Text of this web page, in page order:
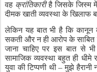
वह क्रांतिकारी है जिसके जिस्म में
दीमक खाती व्यवस्था के खिलाफ
लेकिन यह बात भी है कि कानून
सकती और न ही आरोप के साबित
जाना चाहिए पर इस बात से भी
सामाजिक व्यवस्था बहुत ही धीमे
युवा की टिप्पणी थी–मुझे हैरानी